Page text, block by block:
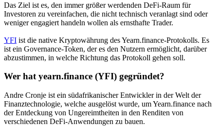
Das Ziel ist es, den immer größer werdenden DeFi-Raum für
Investoren zu vereinfachen, die nicht technisch veranlagt sind oder
weniger engagiert handeln wollen als ernsthafte Trader.
YFI ist die native Kryptowährung des Yearn.finance-Protokolls. Es
ist ein Governance-Token, der es den Nutzern ermöglicht, darüber
abzustimmen, in welche Richtung das Protokoll gehen soll.
Wer hat yearn.finance (YFI) gegründet?
Andre Cronje ist ein südafrikanischer Entwickler in der Welt der
Finanztechnologie, welche ausgelöst wurde, um Yearn.finance nach
der Entdeckung von Ungereimtheiten in den Renditen von
verschiedenen DeFi-Anwendungen zu bauen.